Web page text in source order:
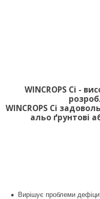
WINCROPS Сі -
WINCROPS Сі
альо ґрунтові
Вирішує проблеми